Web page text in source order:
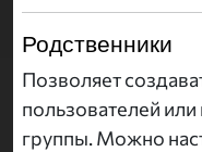
Родственники
Позволяет
пользователей
группы. Можно